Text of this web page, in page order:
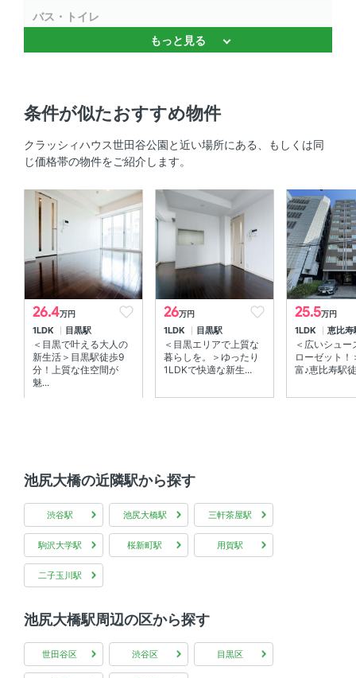
バス・トイレ
独立洗面台 、 温水洗浄便座 、 バストイレ別 、 浴室乾燥
セキュリティ
オートロック 、 ＴＶモニタ付きインターホン 、 防犯カメ
室内設備
室内洗濯機置場 、 エアコン 、 床暖房
部屋の特徴
バルコニー 、 南向き 、 ウォークインクローゼット
もっと見る
条件が似たおすすめ物件
クラッシィハウス世田谷公園と近い場所にある、もしくは同
じ価格帯の物件をご紹介します。
26.4万円
1LDK 目黒駅
＜目黒で叶える大人の
新生活＞目黒駅徒歩9
分！上質な住空間が
魅...
26万円
1LDK 目黒駅
＜目黒エリアで上質な
暮らしを。＞ゆったり
1LDKで快適な新生...
25.5万円
1LDK 恵比寿
＜広いシュー
ローゼット！
富♪恵比寿駅
池尻大橋の近隣駅から探す
渋谷駅 池尻大橋駅 三軒茶屋駅
駒沢大学駅 桜新町駅 用賀駅
二子玉川駅
池尻大橋駅周辺の区から探す
世田谷区 渋谷区 目黒区